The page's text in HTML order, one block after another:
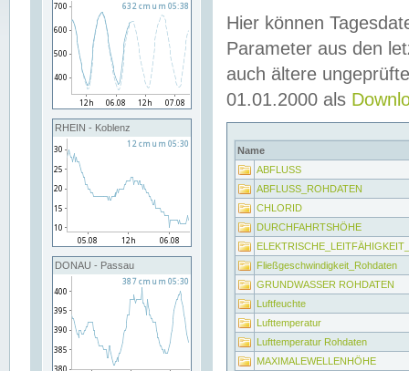
RHEIN - Koblenz
DONAU - Passau
Hier können
Parameter aus den
auch ältere
01.01.2000 als
Name
ABFLUSS
ABFLUSS_ROHDATEN
CHLORID
DURCHFAHRTSHÖHE
Fließgeschwindigkeit_Rohdaten
GRUNDWASSER ROHDATEN
Luftfeuchte
Lufttemperatur
Lufttemperatur Rohdaten
MAXIMALEWELLENHÖHE